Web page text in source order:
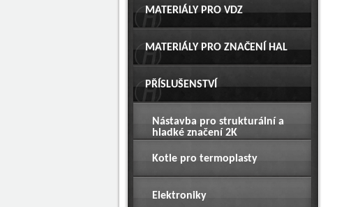
MATERIÁLY PRO VDZ
MATERIÁLY PRO ZNAČENÍ HAL
PŘÍSLUŠENSTVÍ
Nástavba pro strukturální a
hladké značení 2K
Kotle pro termoplasty
Elektroniky